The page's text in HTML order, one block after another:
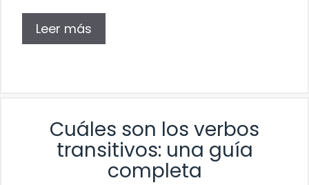
Leer más
Cuáles son los verbos
transitivos: una guía
completa